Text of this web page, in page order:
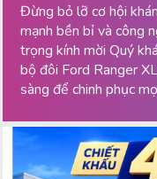
Đừng bỏ lỡ cơ hội
mạnh bền bỉ và công
trọng kính mời Quý
bộ đôi Ford Ranger
sàng để chinh phục